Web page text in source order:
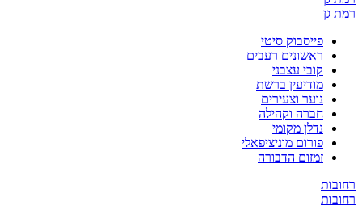
פייסבוק סיטי
ראשונים רעבים
קובי עצבני
מודיעין ברשת
נוער וצעירים
חברה וקהילה
נדלן מקומי
פורום מוניציפאלי
זמזום הדבורה